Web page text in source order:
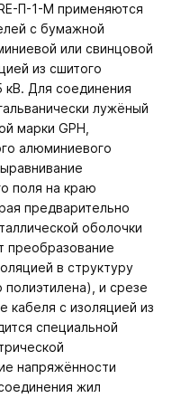
П-1-M применяются
с бумажной
или свинцовой
из сшитого
кВ. Для соединения
лужёный
марки GPH,
алюминиевого
поля на краю
предварительно
оболочки
преобразование
в структуру
полиэтилена), и срезе
кабеля с изоляцией из
специальной
напряжённости
жил